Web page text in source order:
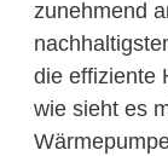
zunehmend
die effiziente
wie sieht es